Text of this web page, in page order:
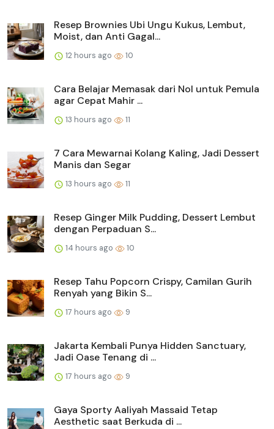
Resep Brownies Ubi Ungu Kukus, Lembut,
Moist, dan Anti Gagal...
12 hours ago 10
Cara Belajar Memasak dari Nol untuk Pemula
agar Cepat Mahir ...
13 hours ago 11
7 Cara Mewarnai Kolang Kaling, Jadi Dessert
Manis dan Segar
13 hours ago 11
Resep Ginger Milk Pudding, Dessert Lembut
dengan Perpaduan S...
14 hours ago 10
Resep Tahu Popcorn Crispy, Camilan Gurih
Renyah yang Bikin S...
17 hours ago 9
Jakarta Kembali Punya Hidden Sanctuary,
Jadi Oase Tenang di ...
17 hours ago 9
Gaya Sporty Aaliyah Massaid Tetap
Aesthetic saat Berkuda di ...